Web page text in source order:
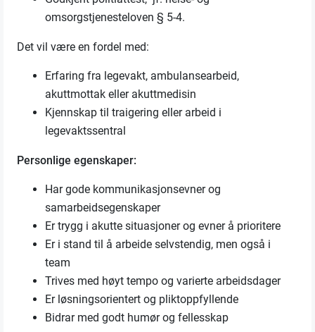
omsorgstjenesteloven § 5-4.
Det vil være en fordel med:
Erfaring fra legevakt, ambulansearbeid,
akuttmottak eller akuttmedisin
Kjennskap til traigering eller arbeid i
legevaktssentral
Personlige egenskaper:
Har gode kommunikasjonsevner og
samarbeidsegenskaper
Er trygg i akutte situasjoner og evner å prioritere
Er i stand til å arbeide selvstendig, men også i
team
Trives med høyt tempo og varierte arbeidsdager
Er løsningsorientert og pliktoppfyllende
Bidrar med godt humør og fellesskap